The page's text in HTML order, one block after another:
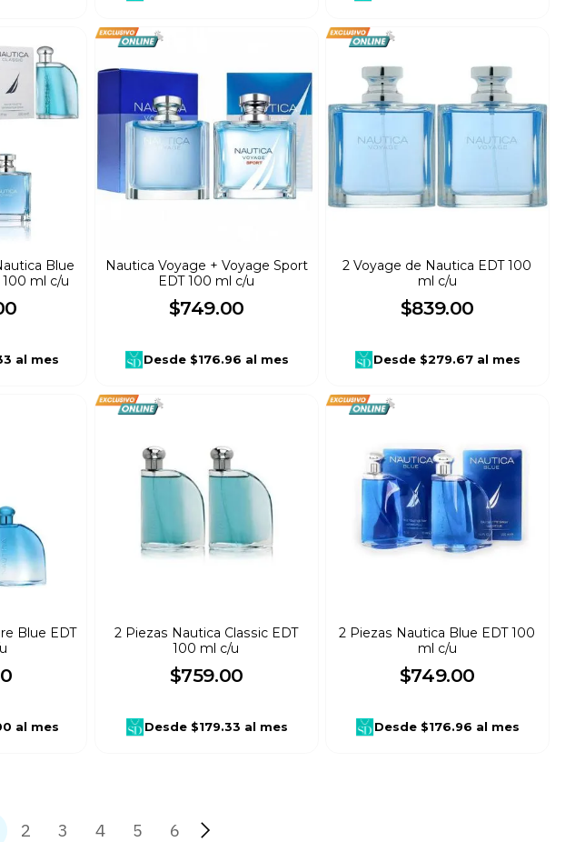
Blue
100 ml c/u
al mes
Nautica Voyage + Voyage Sport
EDT 100 ml c/u
$749.00
Desde$176.96 al mes
2 Voyage de Nautica EDT 100
ml c/u
$839.00
Desde$279.67 al mes
Blue EDT
al mes
2 Piezas Nautica Classic EDT
100 ml c/u
$759.00
Desde$179.33 al mes
2 Piezas Nautica Blue EDT 100
ml c/u
$749.00
Desde$176.96 al mes
2 3 4 5 6